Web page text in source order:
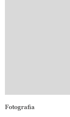
Fotografia